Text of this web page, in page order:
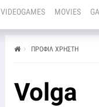
VIDEOGAMES MOVIES
ΠΡΟΦΊΛ ΧΡΉΣΤΗ
Volga